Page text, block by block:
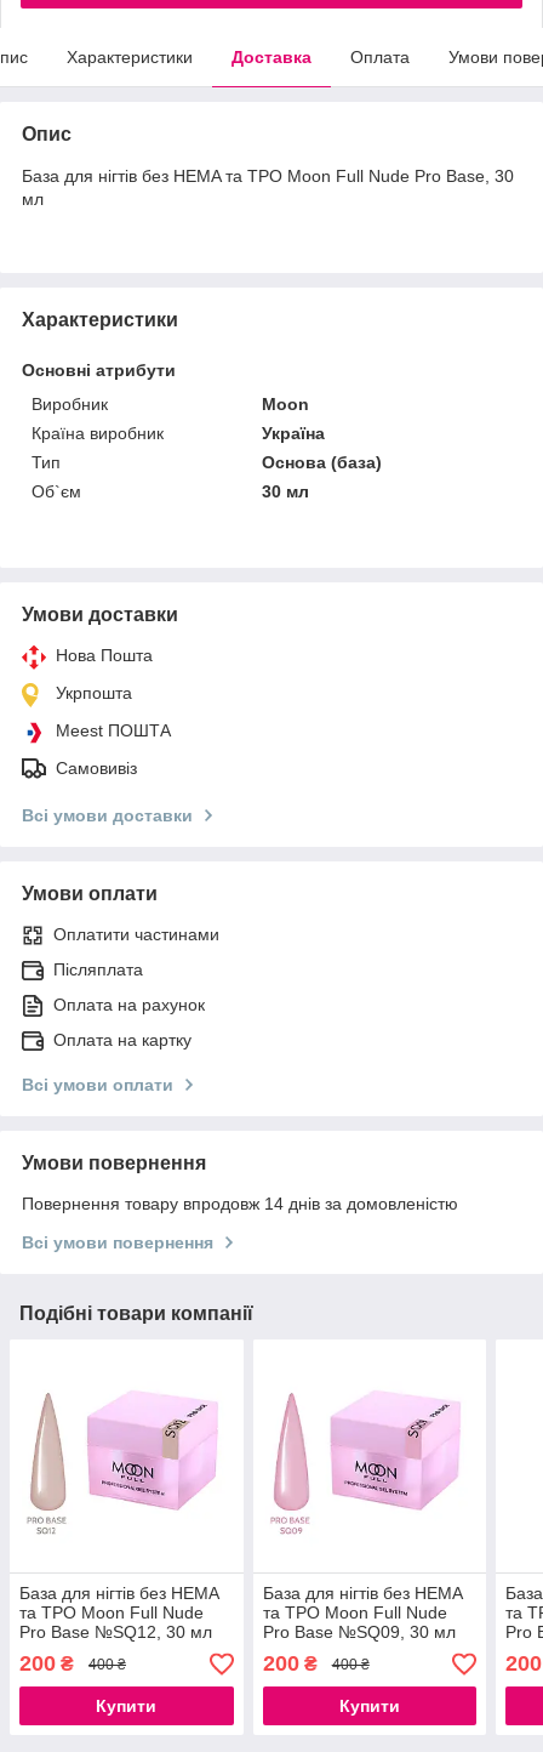
Характеристики Доставка Оплата Умови
Опис
База для нігтів без HEMA та ТРО Moon Full Nude Pro Base, 30
мл
Характеристики
Основні атрибути
Виробник
Moon
Країна виробник
Україна
Тип
Основа (база)
Об`єм
30 мл
Умови доставки
Нова Пошта
Укрпошта
Meest ПОШТА
Самовивіз
Всі умови доставки
Умови оплати
Оплатити частинами
Післяплата
Оплата на рахунок
Оплата на картку
Всі умови оплати
Умови повернення
Повернення товару впродовж 14 днів за домовленістю
Всі умови повернення
Подібні товари компанії
База для нігтів без HEMA
та ТРО Moon Full Nude
Pro Base №SQ12, 30 мл
200 ₴ 400 ₴
Купити
База для нігтів без HEMA
та ТРО Moon Full Nude
Pro Base №SQ09, 30 мл
200₴ 400 ₴
Купити
та
Pro
200